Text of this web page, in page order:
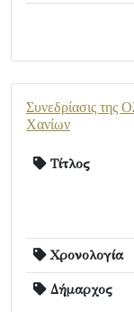
Συνεδρίασις της
Χανίων
Τίτλος
Χρονολογία
Δήμαρχος